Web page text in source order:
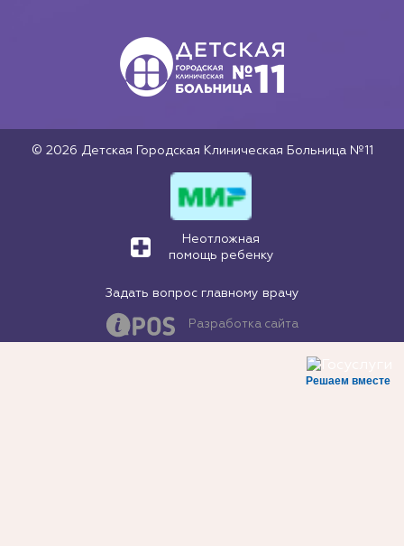
© 2026 Детская Городская Клиническая Больница №11
Неотложная
помощь ребенку
Задать вопрос главному врачу
Разработка сайта
Решаем вместе